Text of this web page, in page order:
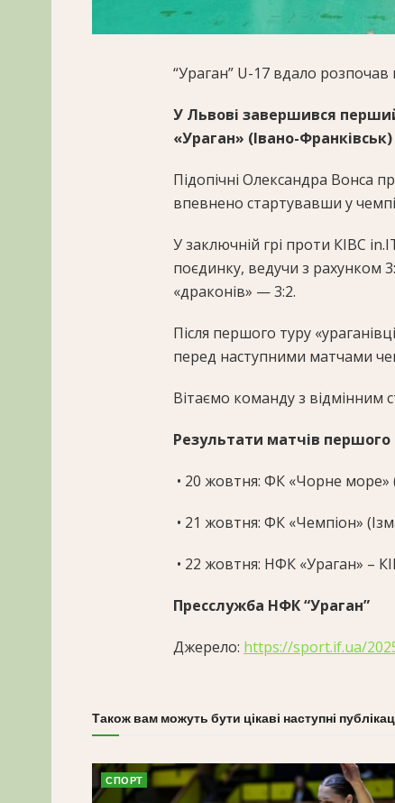
“Ураган” U-17 вдало розпочав
У Львові завершився
«Ураган» (Івано-
Підопічні Олександра Вонса
впевнено стартувавши у
У заключній грі проти КІВС
поєдинку, ведучи з рахунком
«драконів» — 3:2.
Після першого туру
перед наступними матчами
Вітаємо команду з
Результати матчів першого
• 20 жовтня: ФК «Чорне
• 21 жовтня: ФК «Чемпіон»
• 22 жовтня: НФК «Ураган» –
Пресслужба НФК “Ураган”
Джерело: https://sport.if.ua/
Також вам можуть бути цікаві наступні
СПОРТ